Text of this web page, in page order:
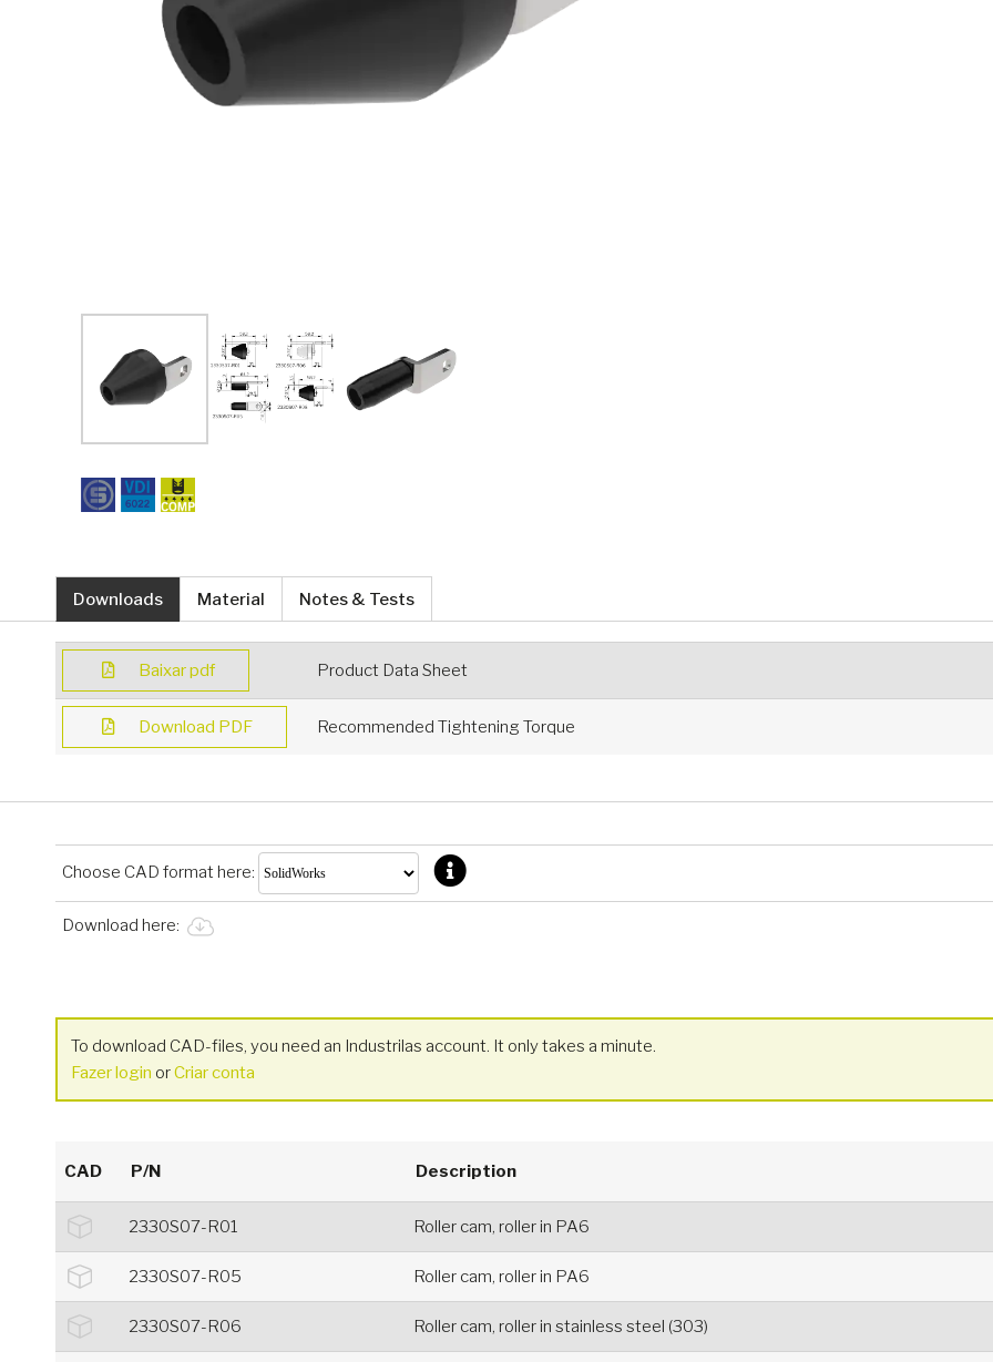
Downloads Material Notes & Tests
Baixar pdf Product Data Sheet
Download PDF Recommended Tightening Torque
Choose CAD format here:
Download here:
To download CAD-files, you need an Industrilas account. It only takes a minute.
Fazer login orCriar conta
CAD P/N Description
2330S07-R01 Roller cam, roller in PA6
2330S07-R05 Roller cam, roller in PA6
2330S07-R06 Roller cam, roller in stainless steel (303)